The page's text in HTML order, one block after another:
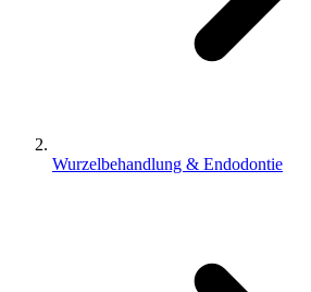
Wurzelbehandlung & Endodontie